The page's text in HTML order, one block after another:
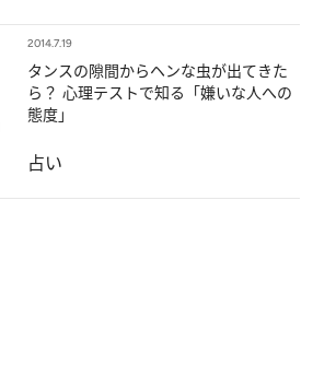
2014.7.19
タンスの隙間からヘンな虫が出てきた
ら？ 心理テストで知る「嫌いな人への
態度」
占い